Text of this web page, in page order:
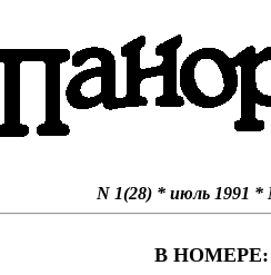
N 1(28) * июль 1991 *
В НОМЕРЕ: